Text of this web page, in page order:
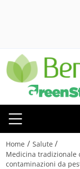
Home / Salute /
Medicina tradizionale
contaminazioni da